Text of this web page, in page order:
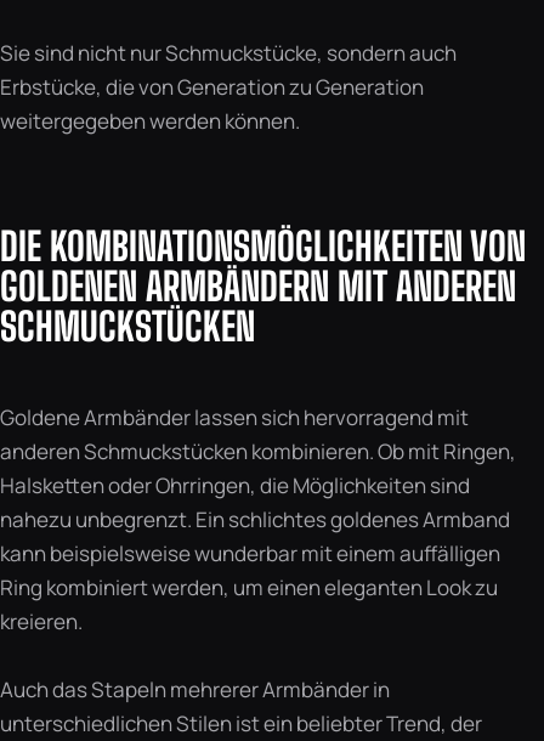
Sie sind nicht nur Schmuckstücke, sondern auch
Erbstücke, die von Generation zu Generation
weitergegeben werden können.
DIE KOMBINATIONSMÖGLICHKEITEN VON
GOLDENEN ARMBÄNDERN MIT ANDEREN
SCHMUCKSTÜCKEN
Goldene Armbänder lassen sich hervorragend mit
anderen Schmuckstücken kombinieren. Ob mit Ringen,
Halsketten oder Ohrringen, die Möglichkeiten sind
nahezu unbegrenzt. Ein schlichtes goldenes Armband
kann beispielsweise wunderbar mit einem auffälligen
Ring kombiniert werden, um einen eleganten Look zu
kreieren.
Auch das Stapeln mehrerer Armbänder in
unterschiedlichen Stilen ist ein beliebter Trend, der